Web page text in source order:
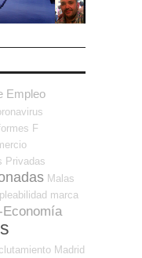
Empleo
F
Privadas
Malas
marca
Madrid